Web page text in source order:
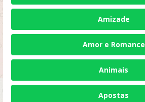
Amizade
Amor e Romance
Animais
Apostas